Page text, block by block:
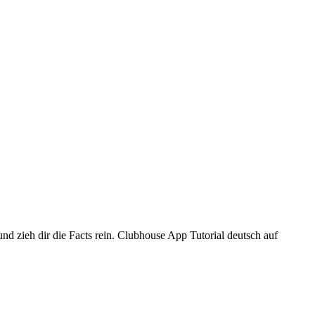
zieh dir die Facts rein. Clubhouse App Tutorial deutsch auf